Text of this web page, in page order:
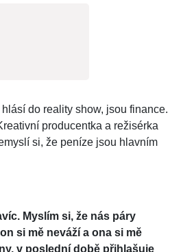
do reality show, jsou finance.
producentka a režisérka
si, že peníze jsou hlavním
Myslím si, že nás páry
on si mě neváží a ona si mě
v poslední době přihlašuje